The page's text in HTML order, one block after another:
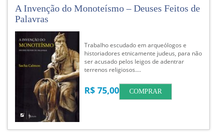
A Invenção do Monoteísmo – Deuses Feitos de
Palavras
Trabalho escudado em arqueólogos e
historiadores etnicamente judeus, para não
ser acusado pelos leigos de adentrar
terrenos religiosos.…
R$ 75,00 COMPRAR